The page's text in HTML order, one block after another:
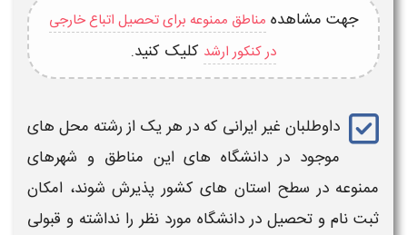
جهت مشاهده مناطق ممنوعه برای تحصیل اتباع خارجی
در کنکور ارشد کلیک کنید.
داوطلبان غیر ایرانی که در هر یک از رشته محل های
موجود در دانشگاه های این مناطق و شهرهای
ممنوعه در سطح استان های کشور پذیرش شوند، امکان
ثبت نام و تحصیل در دانشگاه مورد نظر را نداشته و قبولی